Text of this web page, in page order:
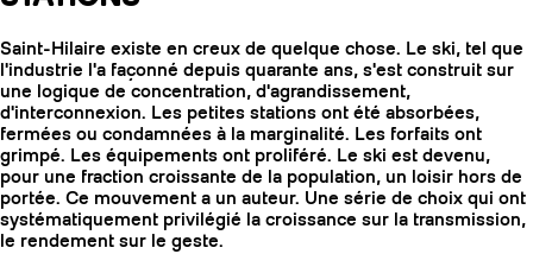
Saint-Hilaire existe en creux de quelque chose. Le ski, tel que
l'industrie l'a façonné depuis quarante ans, s'est construit sur
une logique de concentration, d'agrandissement,
d'interconnexion. Les petites stations ont été absorbées,
fermées ou condamnées à la marginalité. Les forfaits ont
grimpé. Les équipements ont proliféré. Le ski est devenu,
pour une fraction croissante de la population, un loisir hors de
portée. Ce mouvement a un auteur. Une série de choix qui ont
systématiquement privilégié la croissance sur la transmission,
le rendement sur le geste.